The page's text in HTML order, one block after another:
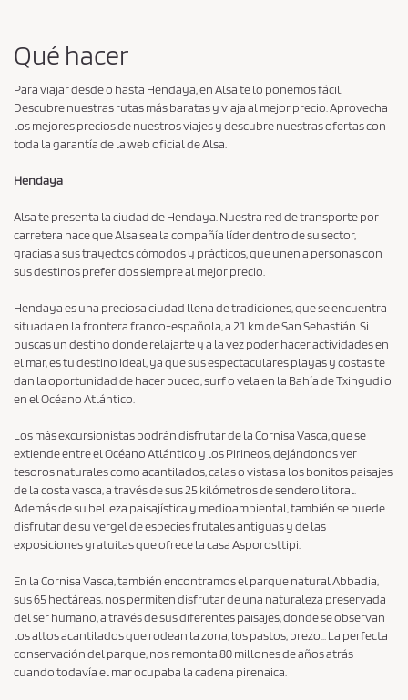
i
n
e
e
e
t
i
n
a
i
o
n
e
a
r
i
c
e
t
a
r
e
C
o
n
d
i
i
o
i
d
Qué hacer
Para viajar desde o hasta Hendaya, en Alsa te lo ponemos fácil.
Descubre nuestras rutas más baratas y viaja al mejor precio. Aprovecha
los mejores precios de nuestros viajes y descubre nuestras ofertas con
toda la garantía de la web oficial de Alsa.
Hendaya
Alsa te presenta la ciudad de Hendaya. Nuestra red de transporte por
carretera hace que Alsa sea la compañía líder dentro de su sector,
gracias a sus trayectos cómodos y prácticos, que unen a personas con
sus destinos preferidos siempre al mejor precio.
Hendaya es una preciosa ciudad llena de tradiciones, que se encuentra
situada en la frontera franco-española, a 21 km de San Sebastián. Si
buscas un destino donde relajarte y a la vez poder hacer actividades en
el mar, es tu destino ideal, ya que sus espectaculares playas y costas te
dan la oportunidad de hacer buceo, surf o vela en la Bahía de Txingudi o
en el Océano Atlántico.
Los más excursionistas podrán disfrutar de la Cornisa Vasca, que se
extiende entre el Océano Atlántico y los Pirineos, dejándonos ver
tesoros naturales como acantilados, calas o vistas a los bonitos paisajes
de la costa vasca, a través de sus 25 kilómetros de sendero litoral.
Además de su belleza paisajística y medioambiental, también se puede
disfrutar de su vergel de especies frutales antiguas y de las
exposiciones gratuitas que ofrece la casa Asporosttipi.
En la Cornisa Vasca, también encontramos el parque natural Abbadia,
sus 65 hectáreas, nos permiten disfrutar de una naturaleza preservada
del ser humano, a través de sus diferentes paisajes, donde se observan
los altos acantilados que rodean la zona, los pastos, brezo… La perfecta
conservación del parque, nos remonta 80 millones de años atrás
cuando todavía el mar ocupaba la cadena pirenaica.